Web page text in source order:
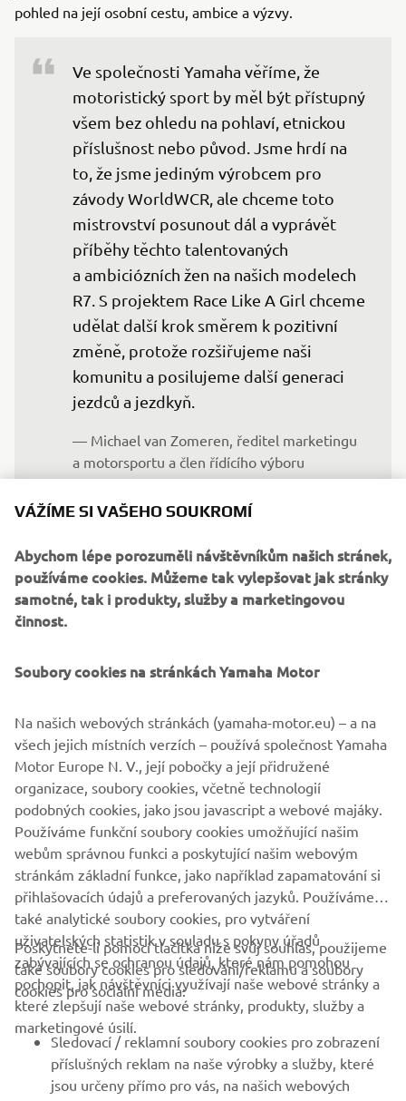
pohled na její osobní cestu, ambice a výzvy.
Ve společnosti Yamaha věříme, že
motoristický sport by měl být přístupný
všem bez ohledu na pohlaví, etnickou
příslušnost nebo původ. Jsme hrdí na
to, že jsme jediným výrobcem pro
závody WorldWCR, ale chceme toto
mistrovství posunout dál a vyprávět
příběhy těchto talentovaných
a ambiciózních žen na našich modelech
R7. S projektem Race Like A Girl chceme
udělat další krok směrem k pozitivní
změně, protože rozšiřujeme naši
komunitu a posilujeme další generaci
jezdců a jezdkyň.
— Michael van Zomeren, ředitel marketingu
a motorsportu a člen řídícího výboru
společnosti Yamaha Motor Europe N.V.
rovnost a inkluzi série také zdůrazňuje závazek
společnosti Yamaha k udržitelnosti, což odráží trvalé úsilí
společnosti podporovat lepší budoucnost v motoristickém
sportu a širším odvětví mobility a zároveň inspirovat nové
nebo objevily radost z jízdy na motocyklu.
kanálu YouTube, sociálních sítích a webových stránkách
společnosti Yamaha Motor Europe.
NEPROPÁSNĚTE ŽÁDNOU EPIZODU
FIREMNÍ
B2B
VÍCE YAMAHA
VÁŽÍME SI VAŠEHO SOUKROMÍ
Abychom lépe porozuměli návštěvníkům našich stránek,
používáme cookies. Můžeme tak vylepšovat jak stránky
samotné, tak i produkty, služby a marketingovou
činnost.
Soubory cookies na stránkách Yamaha Motor
Na našich webových stránkách (yamaha-motor.eu) – a na
všech jejich místních verzích – používá společnost Yamaha
Motor Europe N. V., její pobočky a její přidružené
organizace, soubory cookies, včetně technologií
podobných cookies, jako jsou javascript a webové majáky.
Používáme funkční soubory cookies umožňující našim
webům správnou funkci a poskytující našim webovým
stránkám základní funkce, jako například zapamatování si
přihlašovacích údajů a preferovaných jazyků. Používáme
také analytické soubory cookies, pro vytváření
uživatelských statistik v souladu s pokyny úřadů
zabývajících se ochranou údajů, které nám pomohou
pochopit, jak návštěvníci využívají naše webové stránky a
které zlepšují naše webové stránky, produkty, služby a
marketingové úsilí.
Poskytnete-li pomocí tlačítka níže svůj souhlas, použijeme
také soubory cookies pro sledování/reklamu a soubory
cookies pro sociální média:
Sledovací / reklamní soubory cookies pro zobrazení
příslušných reklam na naše výrobky a služby, které
jsou určeny přímo pro vás, na našich webových